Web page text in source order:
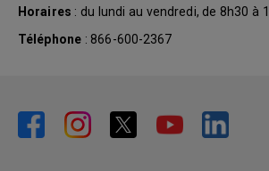
Horaires : du lundi au vendredi, de 8h30 à
Téléphone : 866-600-2367